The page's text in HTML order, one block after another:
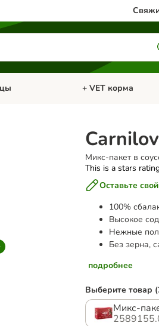
меню категории: Грызуны и кролики
Откройте меню
+ VET корма
Микс-пакет в
This is a stars
Оставьте
100%
Высокое
Нежные
Без зерна,
подробнее
Выберите товар
Микс-